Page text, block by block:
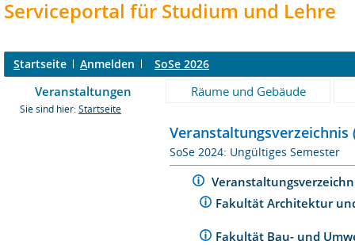
Serviceportal für Studium und Lehre
Startseite Anmelden SoSe 2026
Veranstaltungen Räume und Gebäude
Sie sind hier: Startseite
Veranstaltungsverzeichnis
SoSe 2024: Ungültiges Semester
Fakultät Architektur
Fakultät Bau- und